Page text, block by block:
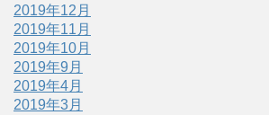
2019年12月
2019年11月
2019年10月
2019年9月
2019年4月
2019年3月